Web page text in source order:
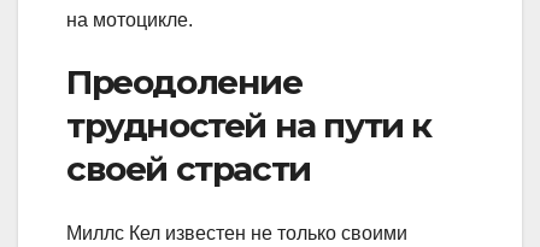
на мотоцикле.
Преодоление
трудностей на пути к
своей страсти
Миллс Кел известен не только своими